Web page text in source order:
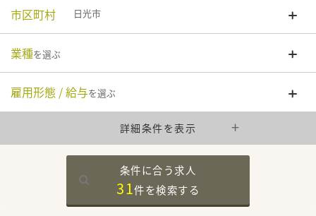
市区町村 日光市
業種を選ぶ
雇用形態 / 給与を選ぶ
詳細条件を表示
条件に合う求人
31件を検索する